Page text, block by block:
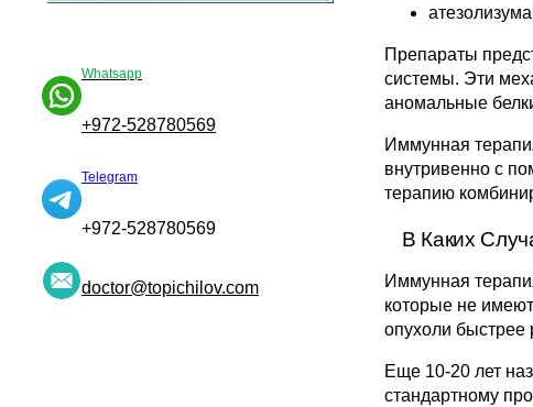
Whatsapp
+972-528780569
Telegram
+972-528780569
doctor@topichilov.com
Препараты
системы. Эти
аномальные
Иммунная
внутривенно с
терапию
В Каких
Иммунная
которые не
опухоли быстрее
Еще 10-20 лет
стандартному